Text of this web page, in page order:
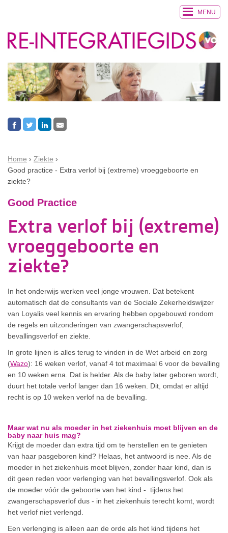
MENU
Home
Ziekte
Good practice - Extra verlof bij (extreme) vroeggeboorte en
ziekte?
Good Practice
Extra verlof bij (extreme)
vroeggeboorte en
ziekte?
In het onderwijs werken veel jonge vrouwen. Dat betekent
automatisch dat de consultants van de Sociale Zekerheidswijzer
van Loyalis veel kennis en ervaring hebben opgebouwd rondom
de regels en uitzonderingen van zwangerschapsverlof,
bevallingsverlof en ziekte.
In grote lijnen is alles terug te vinden in de Wet arbeid en zorg
(Wazo): 16 weken verlof, vanaf 4 tot maximaal 6 voor de bevalling
en 10 weken erna. Dat is helder. Als de baby later geboren wordt,
duurt het totale verlof langer dan 16 weken. Dit, omdat er altijd
recht is op 10 weken verlof na de bevalling.
Maar wat nu als moeder in het ziekenhuis moet blijven en de
baby naar huis mag?
Krijgt de moeder dan extra tijd om te herstellen en te genieten
van haar pasgeboren kind? Helaas, het antwoord is nee. Als de
moeder in het ziekenhuis moet blijven, zonder haar kind, dan is
dit geen reden voor verlenging van het bevallingsverlof. Ook als
de moeder vóór de geboorte van het kind - tijdens het
zwangerschapsverlof dus - in het ziekenhuis terecht komt, wordt
het verlof niet verlengd.
Een verlenging is alleen aan de orde als het kind tijdens het